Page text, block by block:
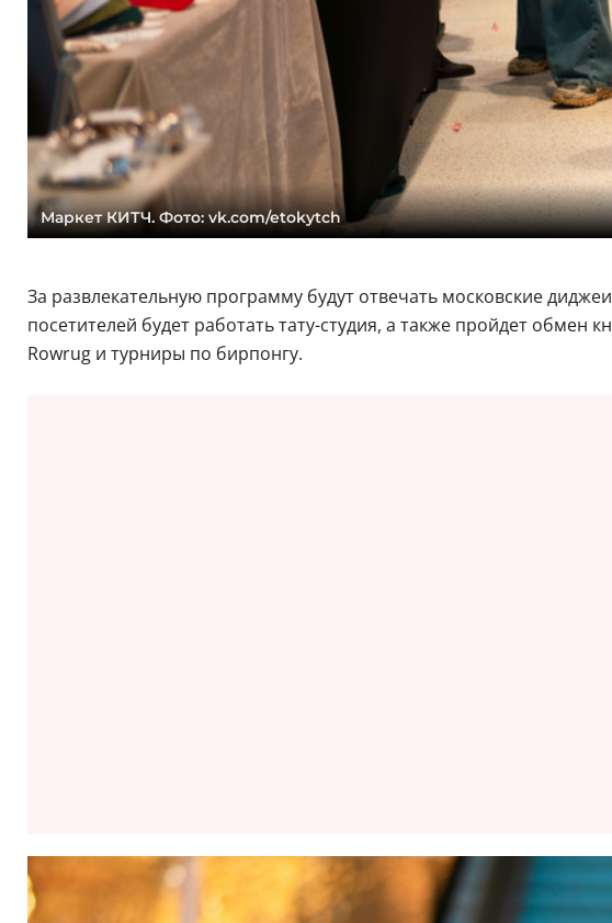
Маркет КИТЧ. Фото: vk.com/etokytch
За развлекательную программу будут отвечать московские
посетителей будет работать тату-студия, а также пройдет
Rowrug и турниры по бирпонгу.